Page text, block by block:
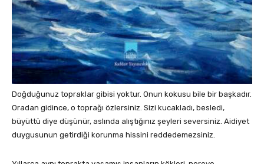
Doğduğunuz topraklar gibisi yoktur. Onun kokusu bile bir başkadır.
Oradan gidince, o toprağı özlersiniz. Sizi kucakladı, besledi,
büyüttü diye düşünür, aslında alıştığınız şeyleri seversiniz. Aidiyet
duygusunun getirdiği korunma hissini reddedemezsiniz.